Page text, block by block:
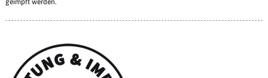
geimpft werden.